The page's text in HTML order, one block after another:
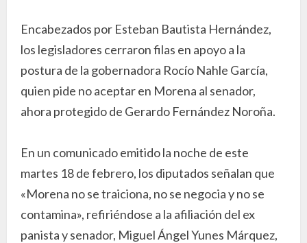
Encabezados por Esteban Bautista Hernández,
los legisladores cerraron filas en apoyo a la
postura de la gobernadora Rocío Nahle García,
quien pide no aceptar en Morena al senador,
ahora protegido de Gerardo Fernández Noroña.
En un comunicado emitido la noche de este
martes 18 de febrero, los diputados señalan que
«Morena no se traiciona, no se negocia y no se
contamina», refiriéndose a la afiliación del ex
panista y senador, Miguel Ángel Yunes Márquez,